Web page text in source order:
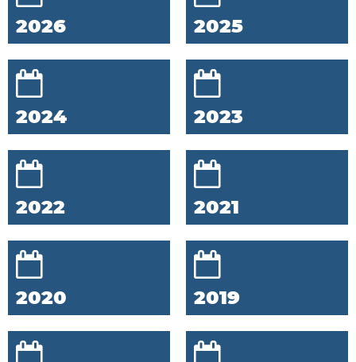
2026 2025
2024 2023
2022 2021
2020 2019